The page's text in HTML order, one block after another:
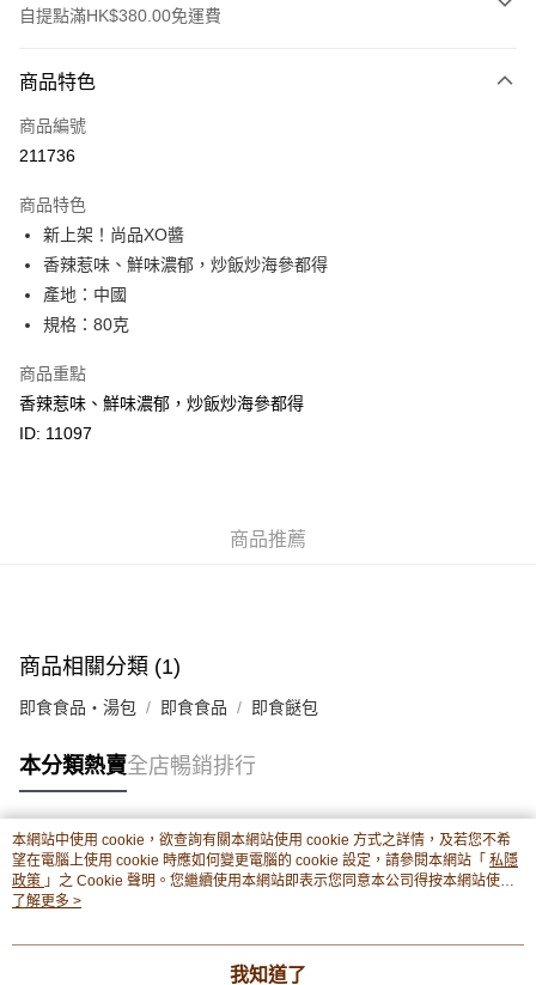
自提點滿HK$380.00免運費
信用卡
Apple Pay
AlipayHK
PayMe
WeChat Pay
BoC Pay
其他轉帳方式
相關說明
並WhatsApp 90719878 或電郵eshop@premierfood.com.hk，我們在收到
順豐智能櫃(智能櫃取件要視乎包裹尺寸限制，如包裹過大，
每筆HK$80.00，滿HK$380.00或以上免運費
滿$380免運費 - 送貨到家(3-5個工作天內送達)
每筆HK$80.00，滿HK$380.00或以上免運費
付款後門市自取 (3-6天可到店取) (取貨請自備購物袋)
商品特色
商品編號
211736
商品特色
新上架！尚品XO醬
香辣惹味、鮮味濃郁，炒飯炒海參都得
產地：中國
規格：80克
商品重點
香辣惹味、鮮味濃郁，炒飯炒海參都得
ID: 11097
商品推薦
商品相關分類 (1)
即食食品・湯包 即食食品 即食餸包
本分類熱賣全店暢銷排行
熱門標籤
熱銷排行
本網站中使用 cookie，欲查詢有關本網站使用 cookie 方式之詳情，及若您不希
望在電腦上使用 cookie 時應如何變更電腦的 cookie 設定，請參閱本網站「 私隱
政策 」之 Cookie 聲明。您繼續使用本網站即表示您同意本公司得按本網站使用
條款之 Cookie 聲明使用 cookie。
了解更多 >
我知道了